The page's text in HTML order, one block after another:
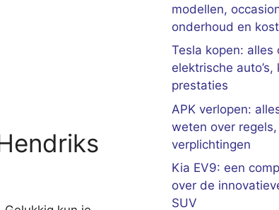
modellen,
onderhoud en
Tesla kopen: alles
elektrische auto’s,
prestaties
APK verlopen:
weten over
verplichtingen
Kia EV9: een
over de
SUV